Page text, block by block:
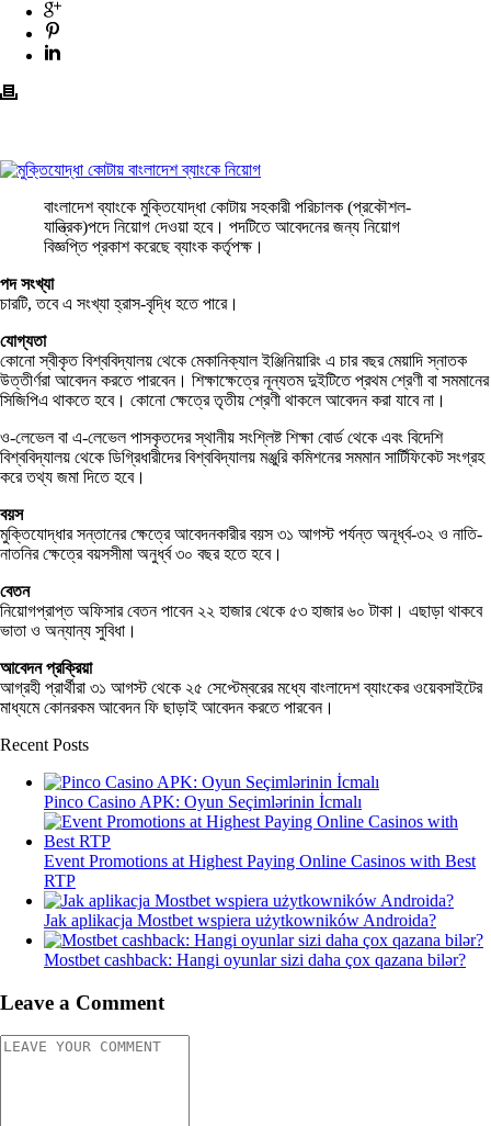
বাংলাদেশ ব্যাংকে মুক্তিযোদ্ধা কোটায় সহকারী পরিচালক (প্রকৌশল-
যান্ত্রিক)পদে নিয়োগ দেওয়া হবে। পদটিতে আবেদনের জন্য নিয়োগ
বিজ্ঞপ্তি প্রকাশ করেছে ব্যাংক কর্তৃপক্ষ।
পদ সংখ্যা
চারটি, তবে এ সংখ্যা হ্রাস-বৃদ্ধি হতে পারে।
যোগ্যতা
কোনো স্বীকৃত বিশ্ববিদ্যালয় থেকে মেকানিক্যাল ইঞ্জিনিয়ারিং এ চার বছর মেয়াদি স্নাতক
উত্তীর্ণরা আবেদন করতে পারবেন। শিক্ষাক্ষেত্রে নূন্যতম দুইটিতে প্রথম শ্রেণী বা সমমানের
সিজিপিএ থাকতে হবে। কোনো ক্ষেত্রে তৃতীয় শ্রেণী থাকলে আবেদন করা যাবে না।
ও-লেভেল বা এ-লেভেল পাসকৃতদের স্থানীয় সংশ্লিষ্ট শিক্ষা বোর্ড থেকে এবং বিদেশি
বিশ্ববিদ্যালয় থেকে ডিগ্রিধারীদের বিশ্ববিদ্যালয় মঞ্জুরি কমিশনের সমমান সার্টিফিকেট সংগ্রহ
করে তথ্য জমা দিতে হবে।
বয়স
মুক্তিযোদ্ধার সন্তানের ক্ষেত্রে আবেদনকারীর বয়স ৩১ আগস্ট পর্যন্ত অনূর্ধ্ব-৩২ ও নাতি-
নাতনির ক্ষেত্রে বয়সসীমা অনুর্ধ্ব ৩০ বছর হতে হবে।
বেতন
নিয়োগপ্রাপ্ত অফিসার বেতন পাবেন ২২ হাজার থেকে ৫৩ হাজার ৬০ টাকা। এছাড়া থাকবে
ভাতা ও অন্যান্য সুবিধা।
আবেদন প্রক্রিয়া
আগ্রহী প্রার্থীরা ৩১ আগস্ট থেকে ২৫ সেপ্টেম্বরের মধ্যে বাংলাদেশ ব্যাংকের ওয়েবসাইটের
মাধ্যমে কোনরকম আবেদন ফি ছাড়াই আবেদন করতে পারবেন।
Recent Posts
Pinco Casino APK: Oyun Seçimlərinin İcmalı
Event Promotions at Highest Paying Online Casinos with Best
RTP
Jak aplikacja Mostbet wspiera użytkowników Androida?
Mostbet cashback: Hangi oyunlar sizi daha çox qazana bilər?
Leave a Comment